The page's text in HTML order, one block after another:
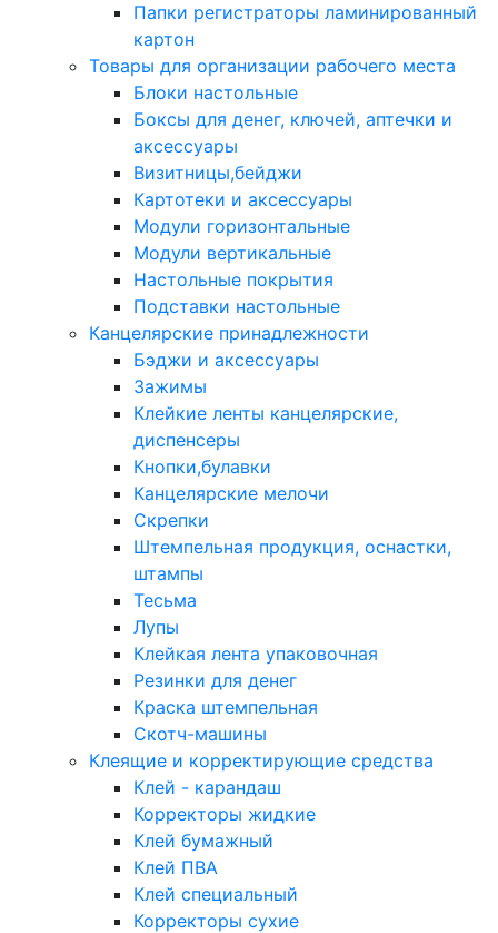
Папки регистраторы ламинированный
картон
Товары для организации рабочего места
Блоки настольные
Боксы для денег, ключей, аптечки и
аксессуары
Визитницы,бейджи
Картотеки и аксессуары
Модули горизонтальные
Модули вертикальные
Настольные покрытия
Подставки настольные
Канцелярские принадлежности
Бэджи и аксессуары
Зажимы
Клейкие ленты канцелярские,
диспенсеры
Кнопки,булавки
Канцелярские мелочи
Скрепки
Штемпельная продукция, оснастки,
штампы
Тесьма
Лупы
Клейкая лента упаковочная
Резинки для денег
Краска штемпельная
Скотч-машины
Клеящие и корректирующие средства
Клей - карандаш
Корректоры жидкие
Клей бумажный
Клей ПВА
Клей специальный
Корректоры сухие